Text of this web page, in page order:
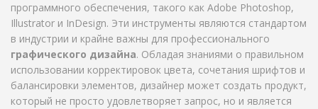
программного обеспечения, такого как Adobe Photoshop,
Illustrator и InDesign. Эти инструменты являются стандартом
в индустрии и крайне важны для профессионального
графического дизайна. Обладая знаниями о правильном
использовании корректировок цвета, сочетания шрифтов и
балансировки элементов, дизайнер может создать продукт,
который не просто удовлетворяет запрос, но и является